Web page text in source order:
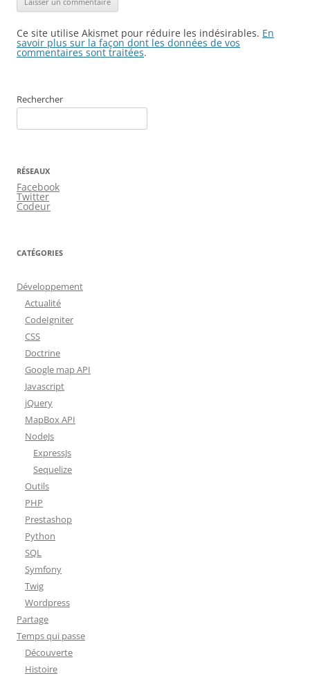
Ce site utilise Akismet pour réduire les indésirables. En
savoir plus sur la façon dont les données de vos
commentaires sont traitées.
Rechercher
RÉSEAUX
Facebook
Twitter
Codeur
CATÉGORIES
Développement
Actualité
CodeIgniter
CSS
Doctrine
Google map API
Javascript
jQuery
MapBox API
NodeJs
ExpressJs
Sequelize
Outils
PHP
Prestashop
Python
SQL
Symfony
Twig
Wordpress
Partage
Temps qui passe
Découverte
Histoire